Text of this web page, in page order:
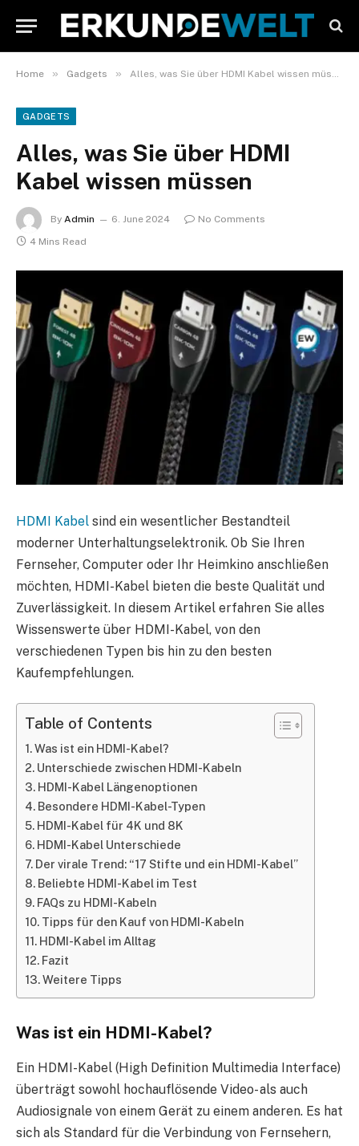
Home » Gadgets » Alles, was Sie über HDMI Kabel wissen müssen
GADGETS
Alles, was Sie über HDMI
Kabel wissen müssen
By Admin 6. June 2024
No Comments
4 Mins Read
HDMI Kabel sind ein wesentlicher Bestandteil
moderner Unterhaltungselektronik. Ob Sie Ihren
Fernseher, Computer oder Ihr Heimkino anschließen
möchten, HDMI-Kabel bieten die beste Qualität und
Zuverlässigkeit. In diesem Artikel erfahren Sie alles
Wissenswerte über HDMI-Kabel, von den
verschiedenen Typen bis hin zu den besten
Kaufempfehlungen.
Table of Contents
Was ist ein HDMI-Kabel?
Unterschiede zwischen HDMI-Kabeln
HDMI-Kabel Längenoptionen
Besondere HDMI-Kabel-Typen
HDMI-Kabel für 4K und 8K
HDMI-Kabel Unterschiede
Der virale Trend: “17 Stifte und ein HDMI-Kabel”
Beliebte HDMI-Kabel im Test
FAQs zu HDMI-Kabeln
Tipps für den Kauf von HDMI-Kabeln
HDMI-Kabel im Alltag
Fazit
Weitere Tipps
Was ist ein HDMI-Kabel?
Ein HDMI-Kabel (High Definition Multimedia Interface)
überträgt sowohl hochauflösende Video- als auch
Audiosignale von einem Gerät zu einem anderen. Es hat
sich als Standard für die Verbindung von Fernsehern,